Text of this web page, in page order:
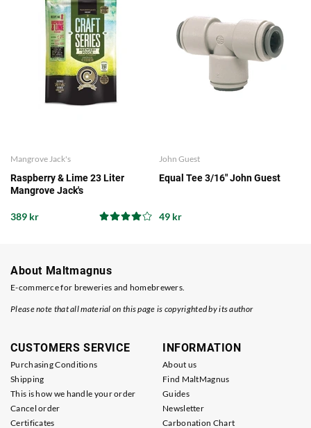
Mangrove Jack's
Raspberry & Lime 23 Liter
Mangrove Jack's
389 kr
John Guest
Equal Tee 3/16" John Guest
49 kr
About Maltmagnus
E-commerce for breweries and homebrewers.
Please note that all material on this page is copyrighted by its author
CUSTOMERS SERVICE
Purchasing Conditions
Shipping
This is how we handle your order
Cancel order
Certificates
INFORMATION
About us
Find MaltMagnus
Guides
Newsletter
Carbonation Chart